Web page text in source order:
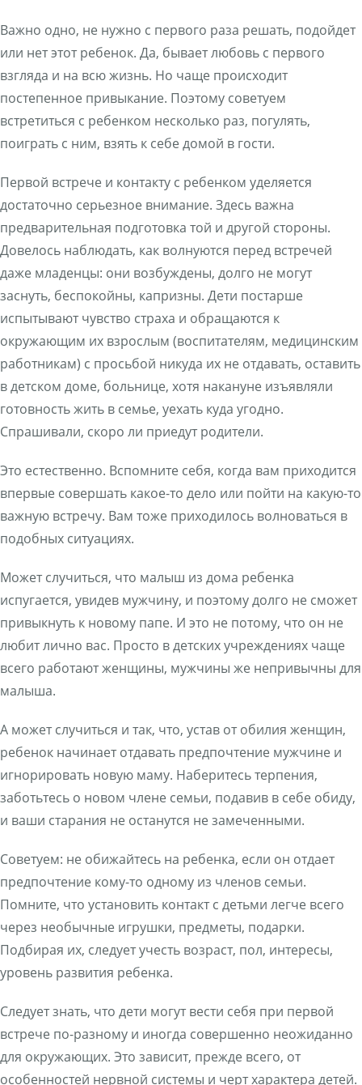
Важно одно, не нужно с первого раза решать, подойдет
или нет этот ребенок. Да, бывает любовь с первого
взгляда и на всю жизнь. Но чаще происходит
постепенное привыкание. Поэтому советуем
встретиться с ребенком несколько раз, погулять,
поиграть с ним, взять к себе домой в гости.
Первой встрече и контакту с ребенком уделяется
достаточно серьезное внимание. Здесь важна
предварительная подготовка той и другой стороны.
Довелось наблюдать, как волнуются перед встречей
даже младенцы: они возбуждены, долго не могут
заснуть, беспокойны, капризны. Дети постарше
испытывают чувство страха и обращаются к
окружающим их взрослым (воспитателям, медицинским
работникам) с просьбой никуда их не отдавать, оставить
в детском доме, больнице, хотя накануне изъявляли
готовность жить в семье, уехать куда угодно.
Спрашивали, скоро ли приедут родители.
Это естественно. Вспомните себя, когда вам приходится
впервые совершать какое-то дело или пойти на какую-то
важную встречу. Вам тоже приходилось волноваться в
подобных ситуациях.
Может случиться, что малыш из дома ребенка
испугается, увидев мужчину, и поэтому долго не сможет
привыкнуть к новому папе. И это не потому, что он не
любит лично вас. Просто в детских учреждениях чаще
всего работают женщины, мужчины же непривычны для
малыша.
А может случиться и так, что, устав от обилия женщин,
ребенок начинает отдавать предпочтение мужчине и
игнорировать новую маму. Наберитесь терпения,
заботьтесь о новом члене семьи, подавив в себе обиду,
и ваши старания не останутся не замеченными.
Советуем: не обижайтесь на ребенка, если он отдает
предпочтение кому-то одному из членов семьи.
Помните, что установить контакт с детьми легче всего
через необычные игрушки, предметы, подарки.
Подбирая их, следует учесть возраст, пол, интересы,
уровень развития ребенка.
Следует знать, что дети могут вести себя при первой
встрече по-разному и иногда совершенно неожиданно
для окружающих. Это зависит, прежде всего, от
особенностей нервной системы и черт характера детей.